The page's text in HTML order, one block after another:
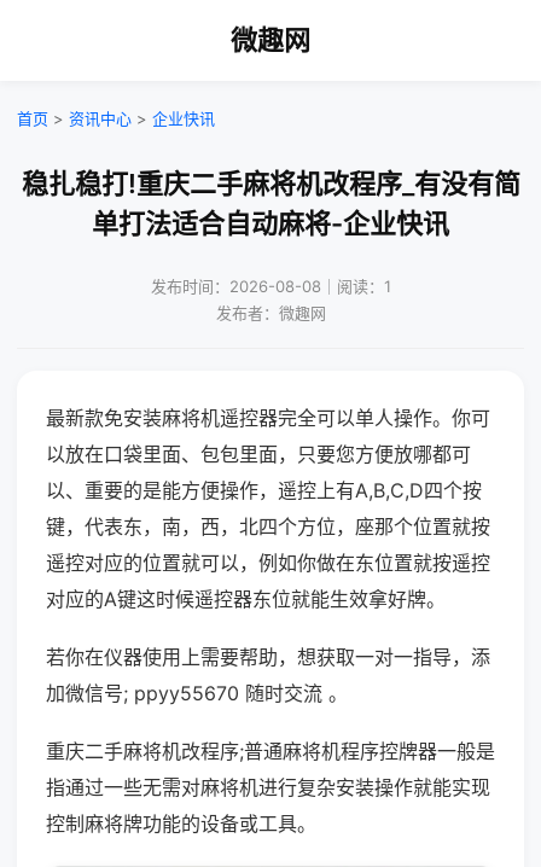
微趣网
首页 > 资讯中心 > 企业快讯
稳扎稳打!重庆二手麻将机改程序_有没有简
单打法适合自动麻将-企业快讯
发布时间：2026-08-08｜阅读：1
发布者：微趣网
最新款免安装麻将机遥控器完全可以单人操作。你可
以放在口袋里面、包包里面，只要您方便放哪都可
以、重要的是能方便操作，遥控上有A,B,C,D四个按
键，代表东，南，西，北四个方位，座那个位置就按
遥控对应的位置就可以，例如你做在东位置就按遥控
对应的A键这时候遥控器东位就能生效拿好牌。
若你在仪器使用上需要帮助，想获取一对一指导，添
加微信号; ppyy55670 随时交流 。
重庆二手麻将机改程序;普通麻将机程序控牌器一般是
指通过一些无需对麻将机进行复杂安装操作就能实现
控制麻将牌功能的设备或工具。